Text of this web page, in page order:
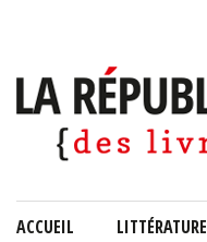
ACCUEIL LITTÉRATURE